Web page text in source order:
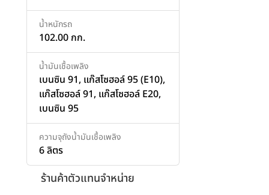
น้ำหนักรถ
102.00 กก.
น้ำมันเชื้อเพลิง
เบนซิน 91, แก๊สโซฮอล์ 95 (E10),
แก๊สโซฮอล์ 91, แก๊สโซฮอล์ E20,
เบนซิน 95
ความจุถังน้ำมันเชื้อเพลิง
6 ลิตร
ร้านค้าตัวแทนจำหน่าย